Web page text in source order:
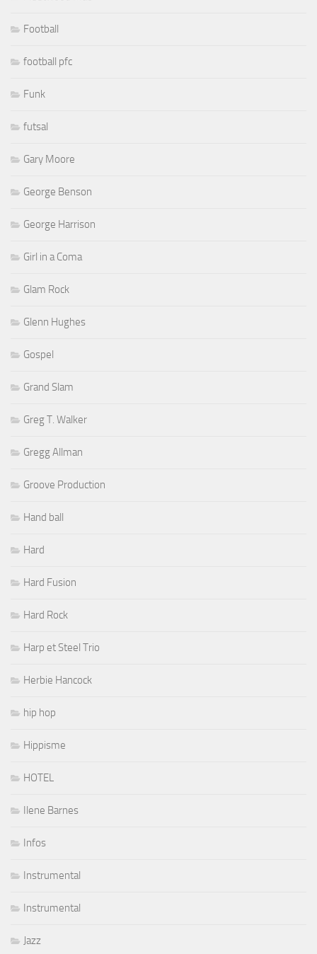
Football
football pfc
Funk
futsal
Gary Moore
George Benson
George Harrison
Girl in a Coma
Glam Rock
Glenn Hughes
Gospel
Grand Slam
Greg T. Walker
Gregg Allman
Groove Production
Hand ball
Hard
Hard Fusion
Hard Rock
Harp et Steel Trio
Herbie Hancock
hip hop
Hippisme
HOTEL
Ilene Barnes
Infos
Instrumental
Instrumental
Jazz